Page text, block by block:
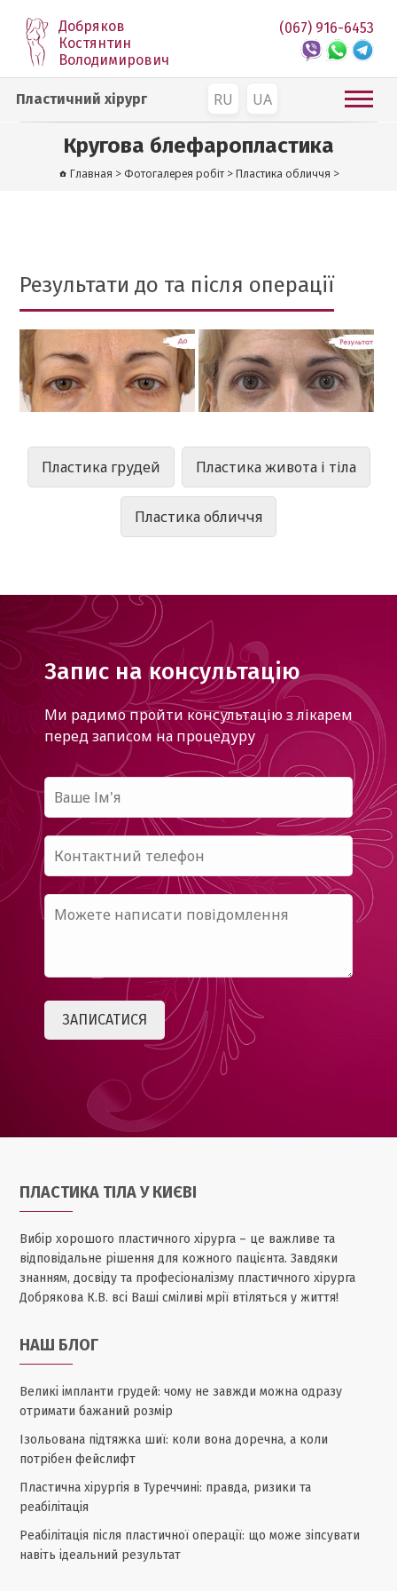
Добряков
Костянтин
Володимирович
RU UA
(067) 916-6453
Пластичний хірург
Кругова блефаропластика
Главная > Фотогалерея робіт >Пластика обличчя >
Результати до та після операції
Пластика грудей Пластика живота і тіла
Пластика обличчя
Запис на консультацію
Ми радимо пройти консультацію з лікарем
перед записом на процедуру
ПЛАСТИКА ТІЛА У КИЄВІ
Вибір хорошого пластичного хірурга – це важливе та
відповідальне рішення для кожного пацієнта. Завдяки
знанням, досвіду та професіоналізму пластичного хірурга
Добрякова К.В. всі Ваші сміливі мрії втіляться у життя!
НАШ БЛОГ
Великі імпланти грудей: чому не завжди можна одразу
отримати бажаний розмір
Ізольована підтяжка шиї: коли вона доречна, а коли
потрібен фейслифт
Пластична хірургія в Туреччині: правда, ризики та
реабілітація
Реабілітація після пластичної операції: що може зіпсувати
навіть ідеальний результат